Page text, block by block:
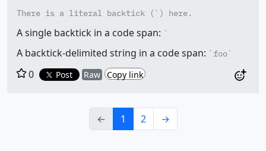
There is a literal backtick (`) here.
A single backtick in a code span: `
A backtick-delimited string in a code span: `foo`
0 Post Raw Copy link
← 1 2 →